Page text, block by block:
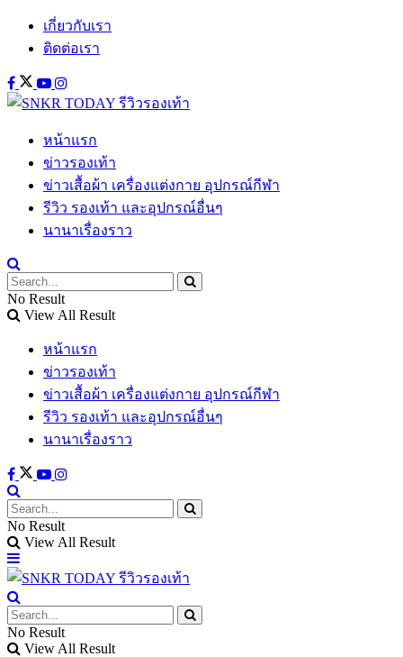
เกี่ยวกับเรา
ติดต่อเรา
หน้าแรก
ข่าวรองเท้า
ข่าวเสื้อผ้า เครื่องแต่งกาย อุปกรณ์กีฬา
รีวิว รองเท้า และอุปกรณ์อื่นๆ
นานาเรื่องราว
No Result
View All Result
หน้าแรก
ข่าวรองเท้า
ข่าวเสื้อผ้า เครื่องแต่งกาย อุปกรณ์กีฬา
รีวิว รองเท้า และอุปกรณ์อื่นๆ
นานาเรื่องราว
No Result
View All Result
No Result
View All Result